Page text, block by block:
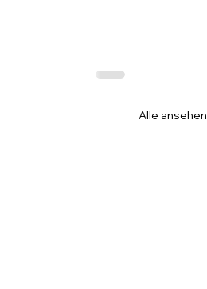
Alle ansehen